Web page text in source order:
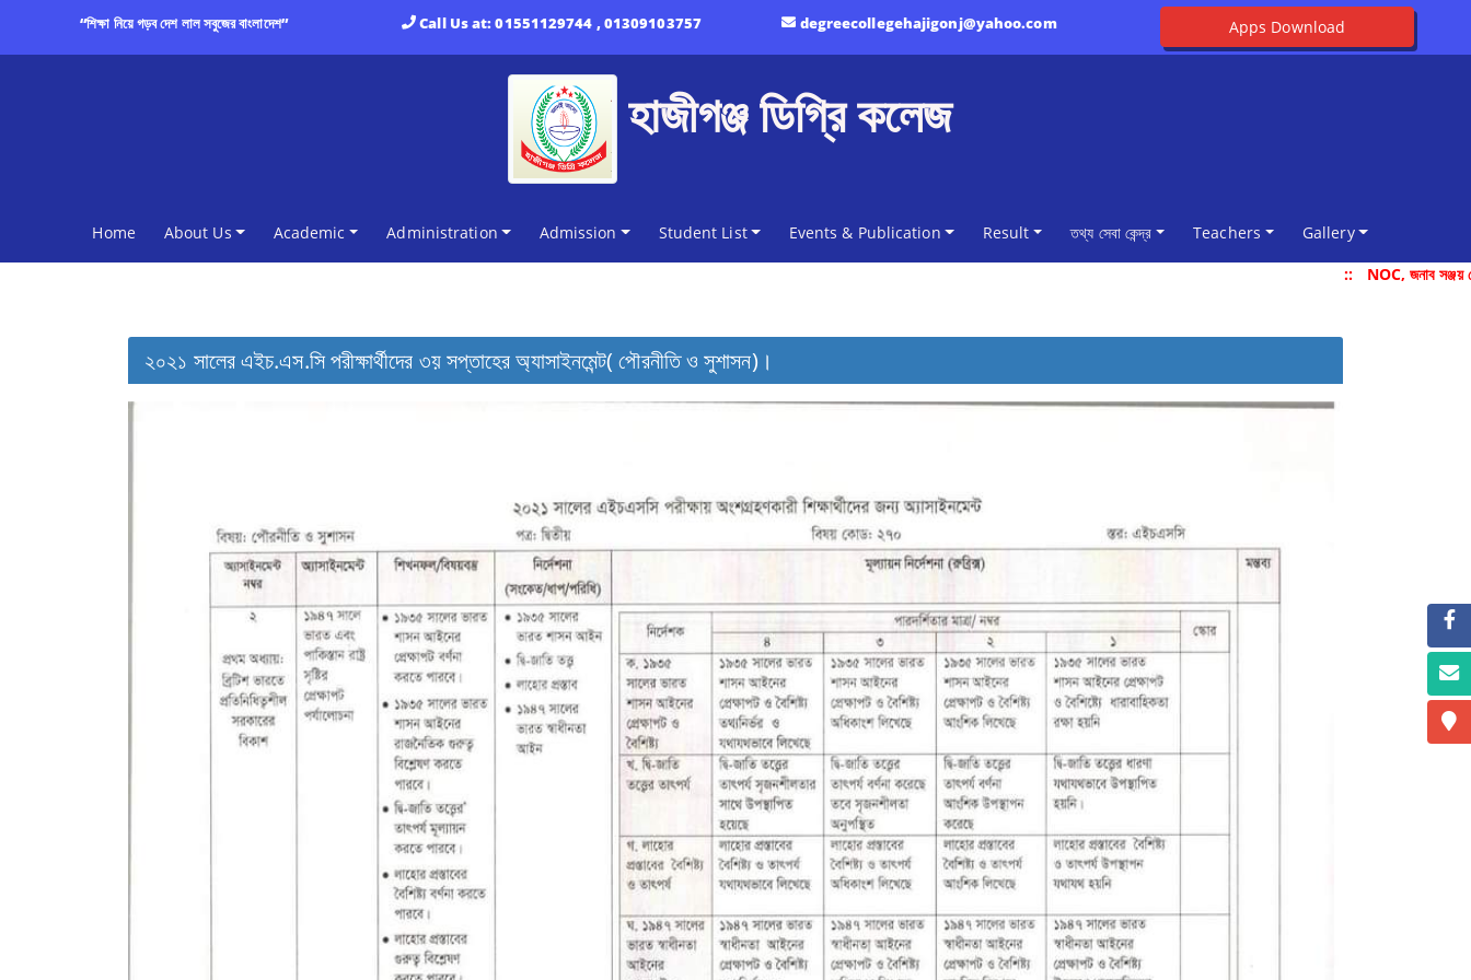
“শিক্ষা নিয়ে গড়ব দেশ লাল সবুজের বাংলাদেশ” Call Us at:01551129744 , 01309103757 degreecollegehajigonj@yahoo.com Apps Download
হাজীগঞ্জ ডিগ্রি কলেজ
Home(current)
About Us Academic Administration Admission Student List Events & Publication Result তথ্য সেবা কেন্দ্র Teachers
Gallery
::
NOC, জনাব সঞ্জয়
২০২১ সালের এইচ.এস.সি পরীক্ষার্থীদের ৩য় সপ্তাহের অ্যাসাইনমেন্ট( পৌরনীতি ও সুশাসন)।